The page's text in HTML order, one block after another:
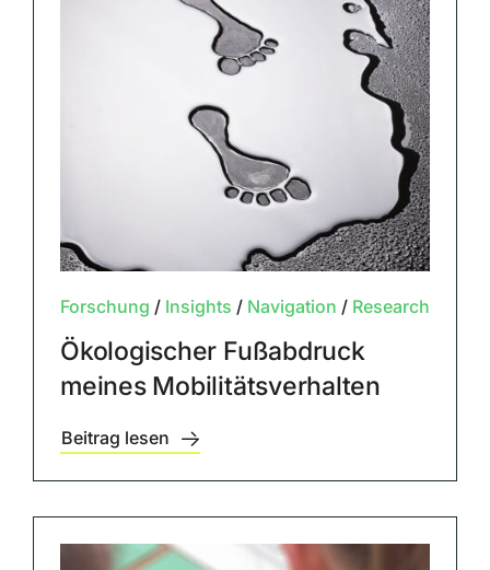
Forschung / Insights / Navigation / Research
Ökologischer Fußabdruck
meines Mobilitätsverhalten
Beitrag lesen